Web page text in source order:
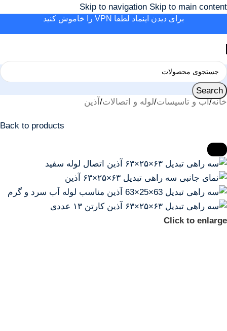
Skip to navigation Skip to main content
برای دیدن اینماد لطفا VPN را خاموش کنید
Search
خانه/آب و تاسیسات/لوله و اتصالات/ آذین
Back to products
-23%
Click to enlarge